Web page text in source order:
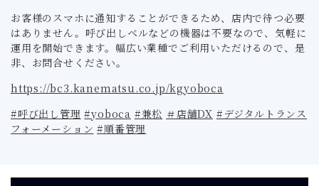
お客様のスマホに通知することができるため、店内で待つ必要
はありません。呼び出しベルなどの機器は不要なので、気軽に
運用を開始できます。幅広い業種でご利用いただけるので、是
非、お問合せください。
https://bc3.kanematsu.co.jp/kgyoboca
#呼び出し管理 #yoboca #兼松 ＃店舗DX #デジタルトランス
フォーメーション #順番管理